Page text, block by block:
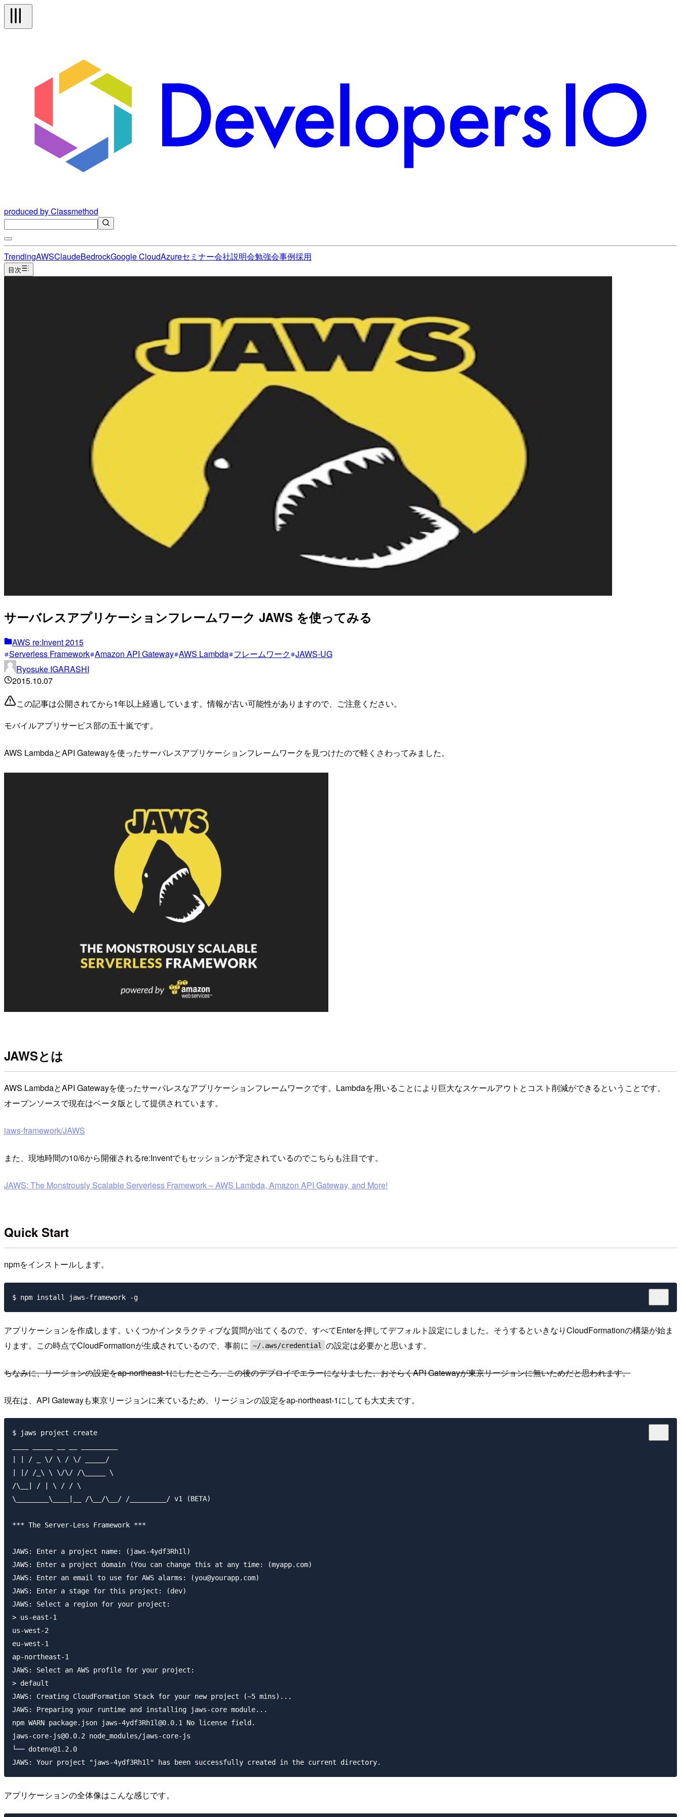
produced by Classmethod
TrendingAWSClaudeBedrockGoogle CloudAzureセミナー会社説明会勉強会事例採用
目次
サーバレスアプリケーションフレームワーク JAWS を使ってみる
AWS re:Invent 2015
Serverless Framework Amazon API Gateway AWS Lambda フレームワーク JAWS-UG
Ryosuke IGARASHI
2015.10.07
この記事は公開されてから1年以上経過しています。情報が古い可能性がありますので、ご注意ください。
モバイルアプリサービス部の五十嵐です。
AWS LambdaとAPI Gatewayを使ったサーバレスアプリケーションフレームワークを見つけたので軽くさわってみました。
JAWSとは
AWS LambdaとAPI Gatewayを使ったサーバレスなアプリケーションフレームワークです。Lambdaを用いることにより巨大なスケールアウトとコスト削減ができるということです。
オープンソースで現在はベータ版として提供されています。
jaws-framework/JAWS
また、現地時間の10/6から開催されるre:Inventでもセッションが予定されているのでこちらも注目です。
JAWS: The Monstrously Scalable Serverless Framework – AWS Lambda, Amazon API Gateway, and More!
Quick Start
npmをインストールします。
アプリケーションを作成します。いくつかインタラクティブな質問が出てくるので、すべてEnterを押してデフォルト設定にしました。そうするといきなりCloudFormationの構築が始ま
ります。この時点でCloudFormationが生成されているので、事前に ~/.aws/credential の設定は必要かと思います。
ちなみに、リージョンの設定をap-northeast-1にしたところ、この後のデプロイでエラーになりました。おそらくAPI Gatewayが東京リージョンに無いためだと思われます。
現在は、API Gatewayも東京リージョンに来ているため、リージョンの設定をap-northeast-1にしても大丈夫です。
$ jaws project create
| | / _ \/ \ / \/ _____/
| |/ /_\ \ \/\/ /\_____ \
/\__| / | \ / / \
\________\____|__ /\__/\__/ /_________/ v1 (BETA)
*** The Server-Less Framework ***
JAWS: Enter a project name: (jaws-4ydf3Rh1l)
JAWS: Enter a project domain (You can change this at any time: (myapp.com)
JAWS: Enter an email to use for AWS alarms: (you@yourapp.com)
JAWS: Enter a stage for this project: (dev)
JAWS: Select a region for your project:
> us-east-1
us-west-2
eu-west-1
ap-northeast-1
JAWS: Select an AWS profile for your project:
> default
JAWS: Creating CloudFormation Stack for your new project (~5 mins)...
JAWS: Preparing your runtime and installing jaws-core module...
npm WARN package.json jaws-4ydf3Rh1l@0.0.1 No license field.
jaws-core-js@0.0.2 node_modules/jaws-core-js
└── dotenv@1.2.0
アプリケーションの全体像はこんな感じです。